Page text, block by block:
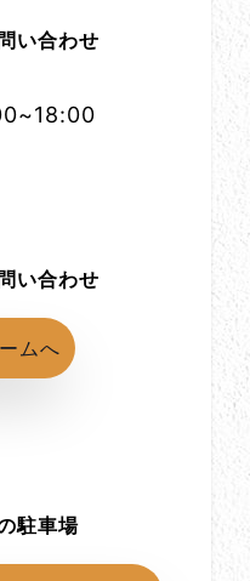
い合わせ
い合わせ
ムへ
駐車場